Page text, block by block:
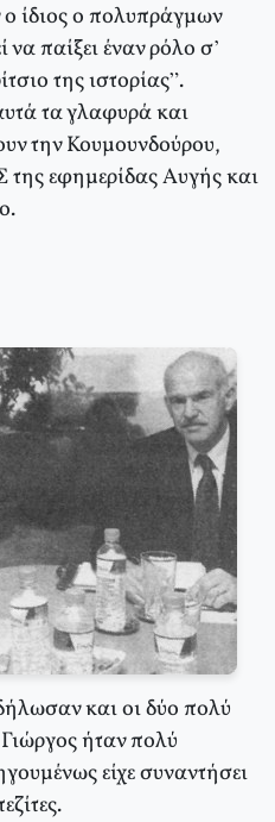
ίδιος ο πολυπράγμων
παίξει έναν ρόλο σ’
της ιστορίας”.
τα γλαφυρά και
την Κουμουνδούρου,
της εφημερίδας Αυγής και
και οι δύο πολύ
ήταν πολύ
είχε συναντήσει